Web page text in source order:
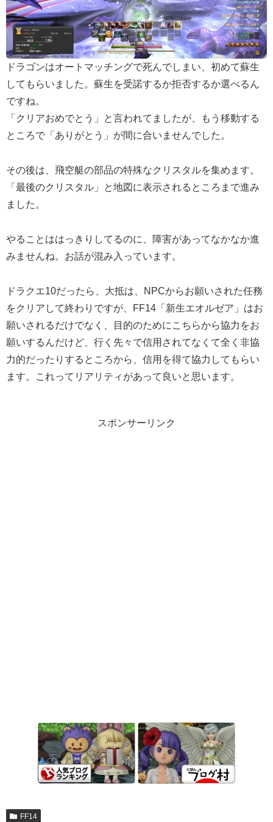
ドラゴンはオートマッチングで死んでしまい、初めて蘇生
してもらいました。蘇生を受諾するか拒否するか選べるん
ですね。
「クリアおめでとう」と言われてましたが、もう移動する
ところで「ありがとう」が間に合いませんでした。
その後は、飛空艇の部品の特殊なクリスタルを集めます。
「最後のクリスタル」と地図に表示されるところまで進み
ました。
やることははっきりしてるのに、障害があってなかなか進
みませんね。お話が混み入っています。
ドラクエ10だったら、大抵は、NPCからお願いされた任務
をクリアして終わりですが、FF14「新生エオルゼア」はお
願いされるだけでなく、目的のためにこちらから協力をお
願いするんだけど、行く先々で信用されてなくて全く非協
力的だったりするところから、信用を得て協力してもらい
ます。これってリアリティがあって良いと思います。
スポンサーリンク
FF14